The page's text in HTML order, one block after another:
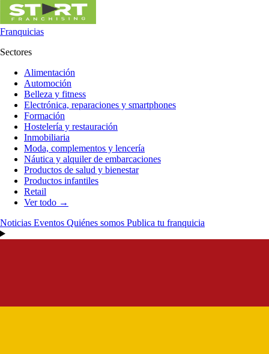
Franquicias
Sectores
Alimentación
Automoción
Belleza y fitness
Electrónica, reparaciones y smartphones
Formación
Hostelería y restauración
Inmobiliaria
Moda, complementos y lencería
Náutica y alquiler de embarcaciones
Productos de salud y bienestar
Productos infantiles
Retail
Ver todo →
Noticias Eventos Quiénes somos Publica tu franquicia